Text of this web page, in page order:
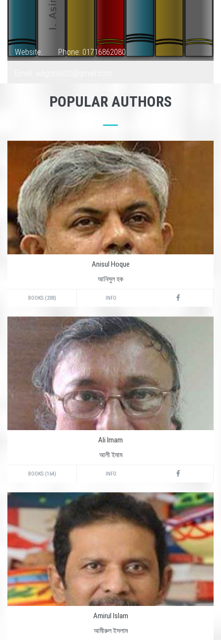
Website: Phone: 01716862080
POPULAR AUTHORS
Anisul Hoque
আনিসুল হক
BOOKS (208) INFO
Ali Imam
আলী ইমাম
BOOKS (164) INFO
Amirul Islam
আমীরুল ইসলাম